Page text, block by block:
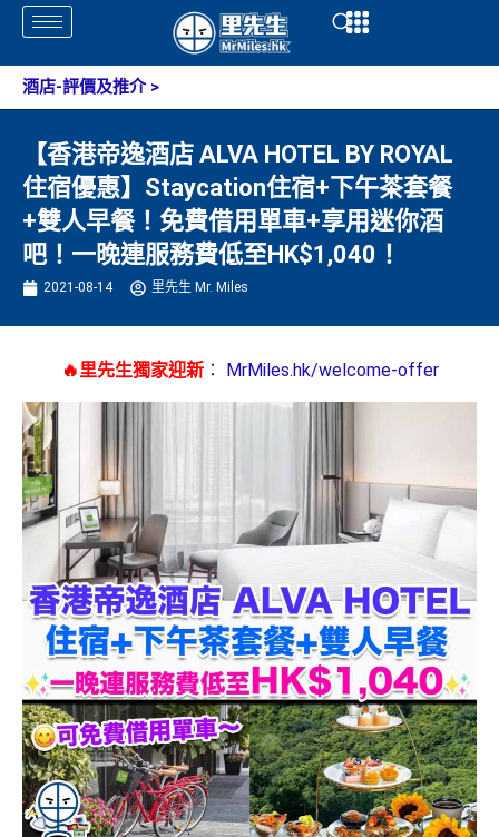
Skip
content
Open
酒店-評價及推介>
【香港帝逸酒店 ALVA HOTEL BY ROYAL
住宿優惠】Staycation住宿+下午茶套餐
+雙人早餐！免費借用單車+享用迷你酒
吧！一晚連服務費低至HK$1,040！
2021-08-14 里先生 Mr. Miles
🔥里先生獨家迎新： MrMiles.hk/welcome-offer